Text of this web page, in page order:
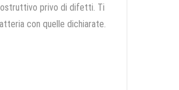
privo di difetti. Ti
con quelle dichiarate.